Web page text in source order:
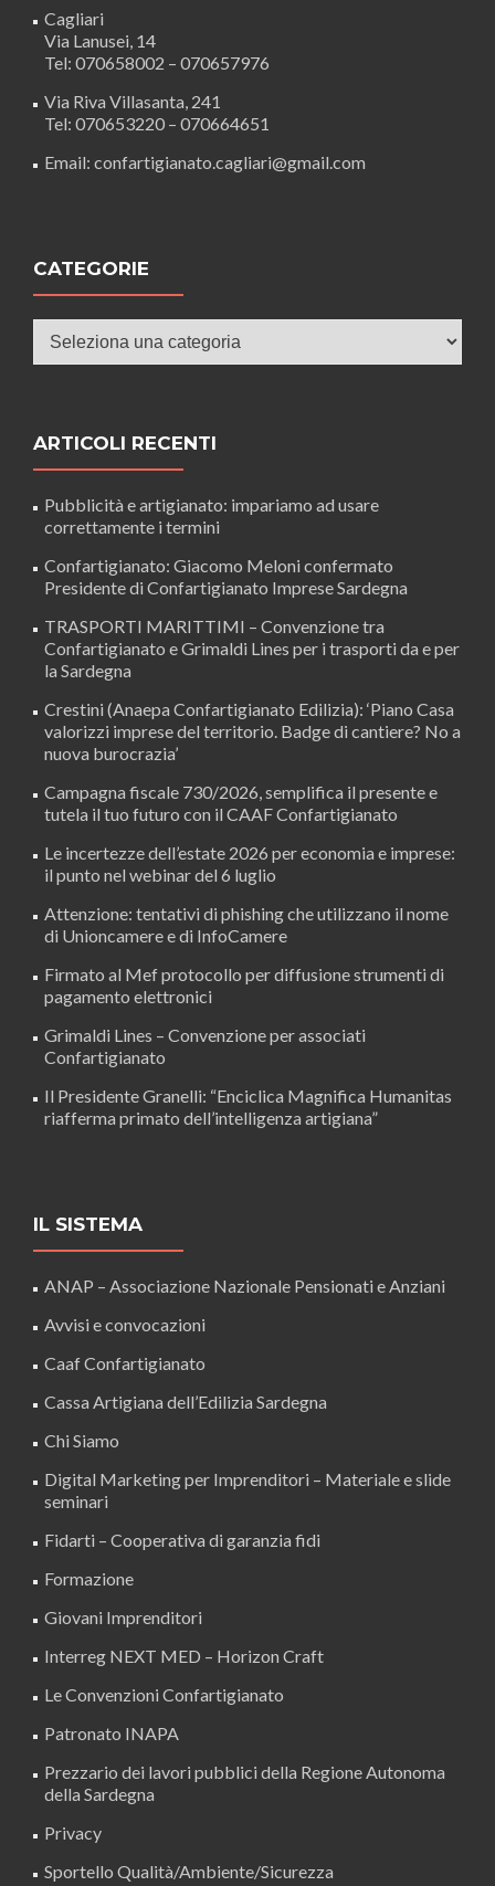
Cagliari
Via Lanusei, 14
Tel: 070658002 – 070657976
Via Riva Villasanta, 241
Tel: 070653220 – 070664651
Email: confartigianato.cagliari@gmail.com
CATEGORIE
ARTICOLI RECENTI
Pubblicità e artigianato: impariamo ad usare
correttamente i termini
Confartigianato: Giacomo Meloni confermato
Presidente di Confartigianato Imprese Sardegna
TRASPORTI MARITTIMI – Convenzione tra
Confartigianato e Grimaldi Lines per i trasporti da e per
la Sardegna
Crestini (Anaepa Confartigianato Edilizia): ‘Piano Casa
valorizzi imprese del territorio. Badge di cantiere? No a
nuova burocrazia’
Campagna fiscale 730/2026, semplifica il presente e
tutela il tuo futuro con il CAAF Confartigianato
Le incertezze dell’estate 2026 per economia e imprese:
il punto nel webinar del 6 luglio
Attenzione: tentativi di phishing che utilizzano il nome
di Unioncamere e di InfoCamere
Firmato al Mef protocollo per diffusione strumenti di
pagamento elettronici
Grimaldi Lines – Convenzione per associati
Confartigianato
Il Presidente Granelli: “Enciclica Magnifica Humanitas
riafferma primato dell’intelligenza artigiana”
IL SISTEMA
ANAP – Associazione Nazionale Pensionati e Anziani
Avvisi e convocazioni
Caaf Confartigianato
Cassa Artigiana dell’Edilizia Sardegna
Chi Siamo
Digital Marketing per Imprenditori – Materiale e slide
seminari
Fidarti – Cooperativa di garanzia fidi
Formazione
Giovani Imprenditori
Interreg NEXT MED – Horizon Craft
Le Convenzioni Confartigianato
Patronato INAPA
Prezzario dei lavori pubblici della Regione Autonoma
della Sardegna
Privacy
Sportello Qualità/Ambiente/Sicurezza